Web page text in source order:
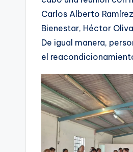
Carlos Alberto
Bienestar, Héctor
De igual manera,
el